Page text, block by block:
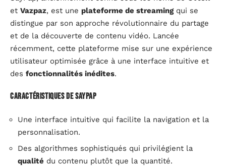
et Vazpaz, est une plateforme de streamingqui se
distingue par son approche révolutionnaire du partage
et de la découverte de contenu vidéo. Lancée
récemment, cette plateforme mise sur une expérience
utilisateur optimisée grâce à une interface intuitive et
des fonctionnalités inédites.
Caractéristiques de SayPap
Une interface intuitive qui facilite la navigation et la
personnalisation.
Des algorithmes sophistiqués qui privilégient la
qualité du contenu plutôt que la quantité.